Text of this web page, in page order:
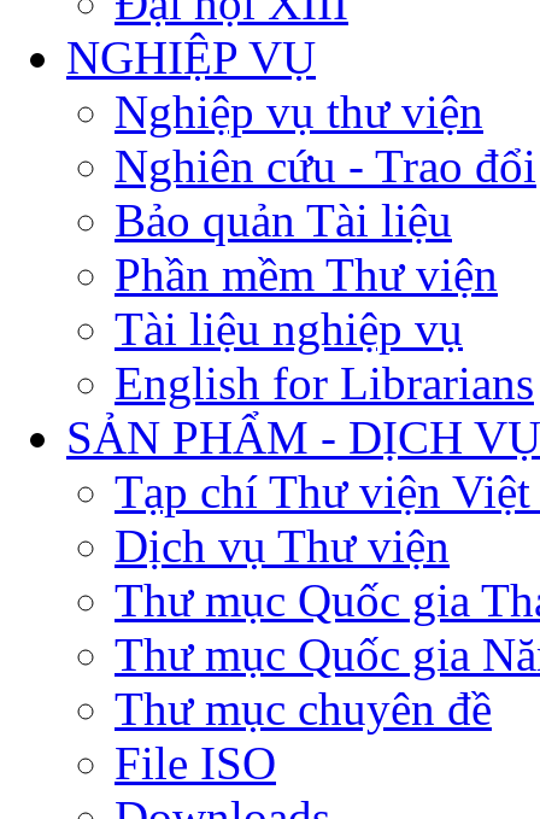
NGHIỆP VỤ
Nghiệp vụ thư viện
Nghiên cứu - Trao đổi
Bảo quản Tài liệu
Phần mềm Thư viện
Tài liệu nghiệp vụ
English for Librarians
SẢN PHẨM - DỊCH VỤ
Tạp chí Thư viện Việt
Dịch vụ Thư viện
Thư mục Quốc gia
Thư mục Quốc gia
Thư mục chuyên đề
File ISO